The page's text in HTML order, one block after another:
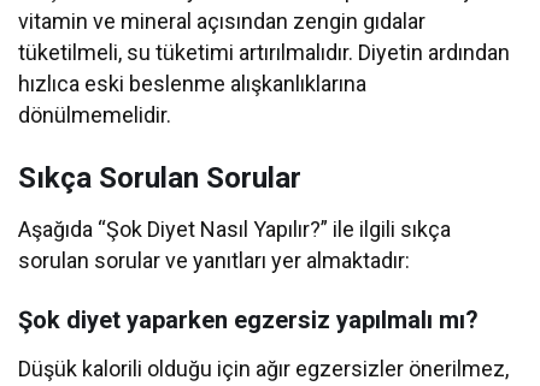
vitamin ve mineral açısından zengin gıdalar
tüketilmeli, su tüketimi artırılmalıdır. Diyetin ardından
hızlıca eski beslenme alışkanlıklarına
dönülmemelidir.
Sıkça Sorulan Sorular
Aşağıda “Şok Diyet Nasıl Yapılır?” ile ilgili sıkça
sorulan sorular ve yanıtları yer almaktadır:
Şok diyet yaparken egzersiz yapılmalı mı?
Düşük kalorili olduğu için ağır egzersizler önerilmez,